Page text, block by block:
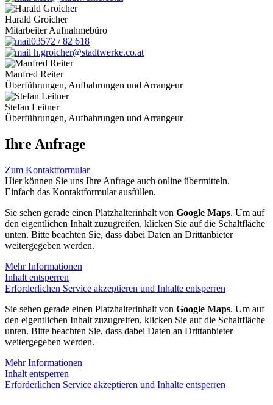
Harald Groicher
Mitarbeiter Aufnahmebüro
03572 / 82 618
h.groicher@stadtwerke.co.at
Manfred Reiter
Überführungen, Aufbahrungen und Arrangeur
Stefan Leitner
Überführungen, Aufbahrungen und Arrangeur
Ihre Anfrage
Zum Kontaktformular
Hier können Sie uns Ihre Anfrage auch online übermitteln.
Einfach das Kontaktformular ausfüllen.
Sie sehen gerade einen Platzhalterinhalt von Google Maps. Um auf
den eigentlichen Inhalt zuzugreifen, klicken Sie auf die Schaltfläche
unten. Bitte beachten Sie, dass dabei Daten an Drittanbieter
weitergegeben werden.
Mehr Informationen
Inhalt entsperren
Erforderlichen Service akzeptieren und Inhalte entsperren
Sie sehen gerade einen Platzhalterinhalt von Google Maps. Um auf
den eigentlichen Inhalt zuzugreifen, klicken Sie auf die Schaltfläche
unten. Bitte beachten Sie, dass dabei Daten an Drittanbieter
weitergegeben werden.
Mehr Informationen
Inhalt entsperren
Erforderlichen Service akzeptieren und Inhalte entsperren